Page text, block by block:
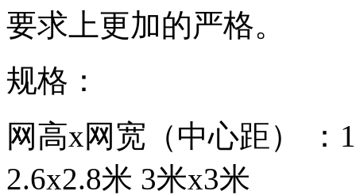
要求上更加的严格。
规格：
网高x网宽（中心距） ：
2.6x2.8米 3米x3米